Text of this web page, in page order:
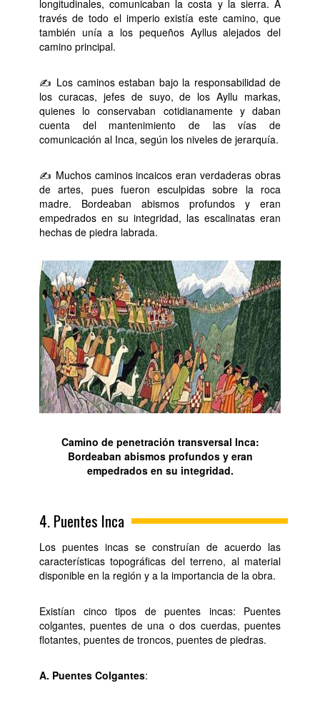
longitudinales, comunicaban la costa y la sierra. A
través de todo el imperio existía este camino, que
también unía a los pequeños Ayllus alejados del
camino principal.
✍ Los caminos estaban bajo la responsabilidad de
los curacas, jefes de suyo, de los Ayllu markas,
quienes lo conservaban cotidianamente y daban
cuenta del mantenimiento de las vías de
comunicación al Inca, según los niveles de jerarquía.
✍ Muchos caminos incaicos eran verdaderas obras
de artes, pues fueron esculpidas sobre la roca
madre. Bordeaban abismos profundos y eran
empedrados en su integridad, las escalinatas eran
hechas de piedra labrada.
Camino de penetración transversal Inca:
Bordeaban abismos profundos y eran
empedrados en su integridad.
4. Puentes Inca
Los puentes incas se construían de acuerdo las
características topográficas del terreno, al material
disponible en la región y a la importancia de la obra.
Existían cinco tipos de puentes incas: Puentes
colgantes, puentes de una o dos cuerdas, puentes
flotantes, puentes de troncos, puentes de piedras.
A. Puentes Colgantes: